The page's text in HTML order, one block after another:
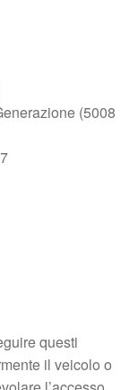
(5008
questi
il veicolo o